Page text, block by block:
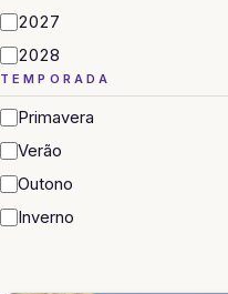
2027
2028
TEMPORADA
Primavera
Verão
Outono
Inverno